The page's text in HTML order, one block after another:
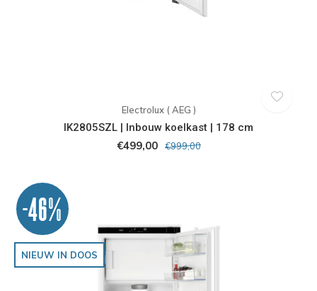
Electrolux ( AEG )
IK2805SZL | Inbouw koelkast | 178 cm
€499,00 €999,00
-46%
NIEUW IN DOOS